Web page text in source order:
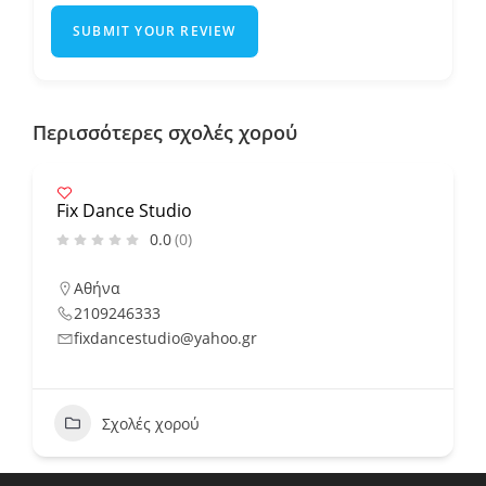
SUBMIT YOUR REVIEW
Περισσότερες σχολές χορού
Fix Dance Studio
0.0(0)
Αθήνα
2109246333
fixdancestudio@yahoo.gr
Σχολές χορού